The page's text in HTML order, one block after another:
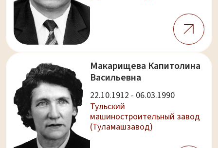
Макарищева Капитолина
Васильевна
22.10.1912 - 06.03.1990
Тульский
машиностроительный завод
(Туламашзавод)